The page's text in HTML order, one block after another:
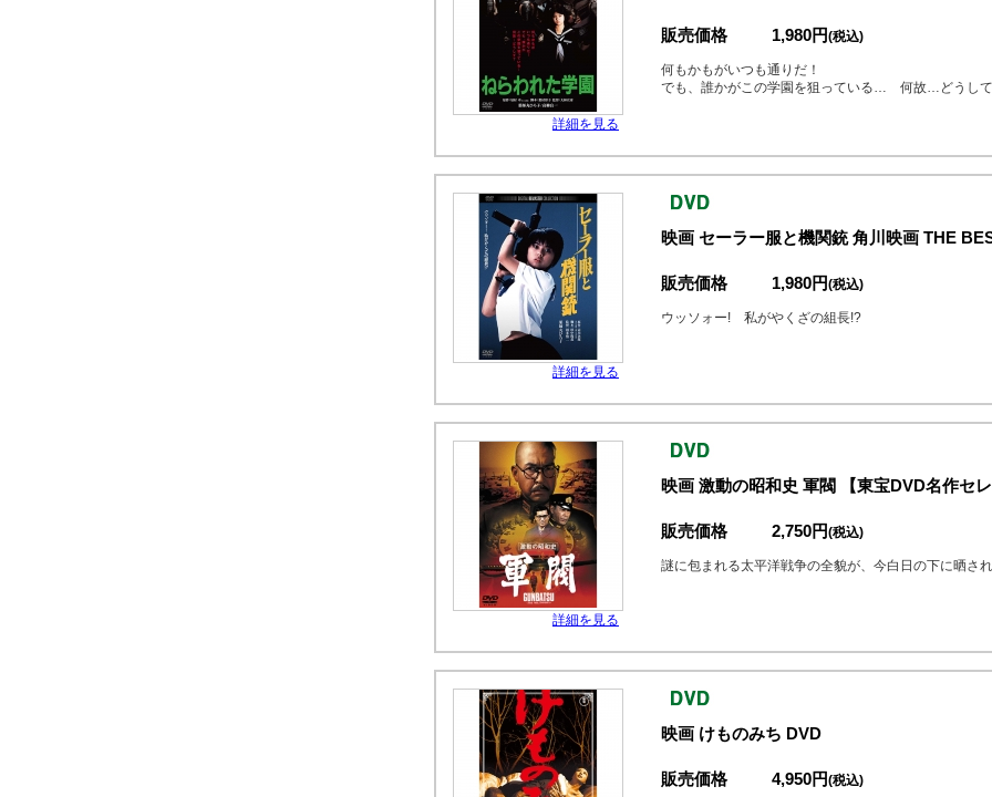
詳細を見る
販売価格 1,980円(税込)
何もかもがいつも通りだ！
でも、誰かがこの学園を狙っている… 何故…どうして
詳細を見る
映画 セーラー服と機関銃 角川映画 THE
販売価格 1,980円(税込)
ウッソォー! 私がやくざの組長!?
詳細を見る
映画 激動の昭和史 軍閥 【東宝DVD名作セレ
販売価格 2,750円(税込)
謎に包まれる太平洋戦争の全貌が、今白日の下に晒され
映画 けものみち DVD
販売価格 4,950円(税込)